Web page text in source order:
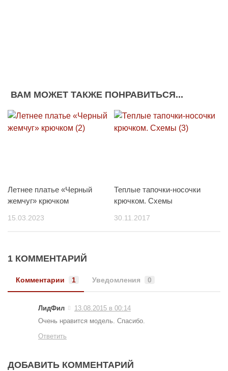
ВАМ МОЖЕТ ТАКЖЕ ПОНРАВИТЬСЯ...
Летнее платье «Черный
жемчуг» крючком
15.03.2023
Теплые тапочки-носочки
крючком. Схемы
30.11.2017
1 КОММЕНТАРИЙ
Комментарии 1 Уведомления 0
ЛидФил
13.08.2015 в 00:14
Очень нравится модель. Спасибо.
Ответить
ДОБАВИТЬ КОММЕНТАРИЙ